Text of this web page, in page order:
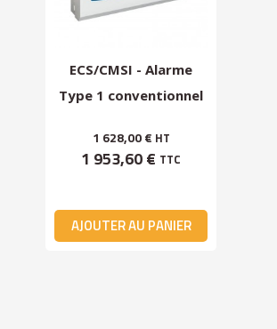
ECS/CMSI - Alarme
Type 1 conventionnel
1 628,00 € HT
1 953,60 € TTC
AJOUTER AU PANIER